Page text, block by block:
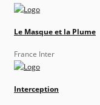
Le Masque et la Plume
France Inter
Interception